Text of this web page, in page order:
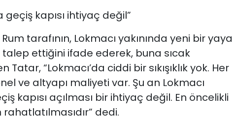
geçiş kapısı ihtiyaç değil”
tarafının, Lokmacı yakınında yeni bir yaya
talep ettiğini ifade ederek, buna sıcak
Tatar, “Lokmacı’da ciddi bir sıkışıklık yok. Her
ve altyapı maliyeti var. Şu an Lokmacı
kapısı açılması bir ihtiyaç değil. En öncelikli
dedi.